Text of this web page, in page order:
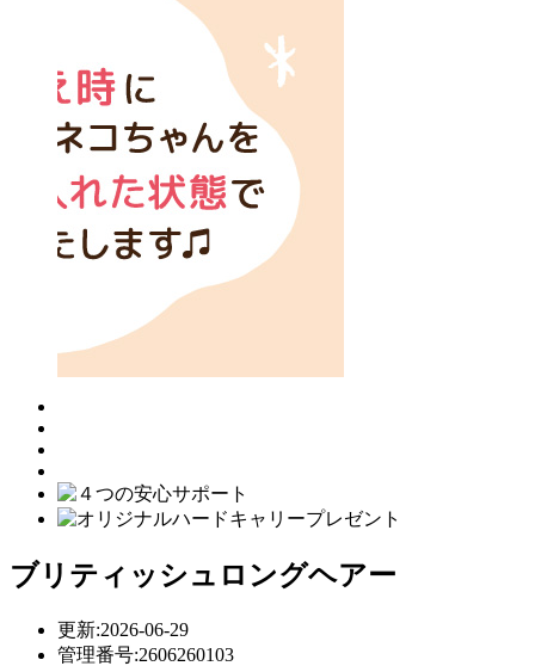
ブリティッシュロングヘアー
更新:2026-06-29
管理番号:2606260103